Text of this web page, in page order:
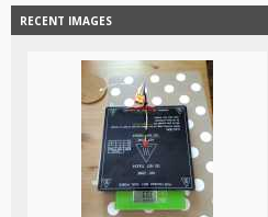
RECENT IMAGES